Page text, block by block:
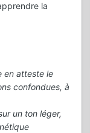
la
en atteste le
confondues, à
un ton léger,